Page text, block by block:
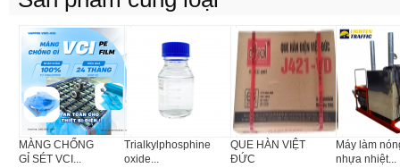
MÀNG CHỐNG
GỈ SÉT VCI...
Trialkylphosphine
oxide...
QUE HÀN VIỆT
ĐỨC
Máy làm
nhựa nhiệt...